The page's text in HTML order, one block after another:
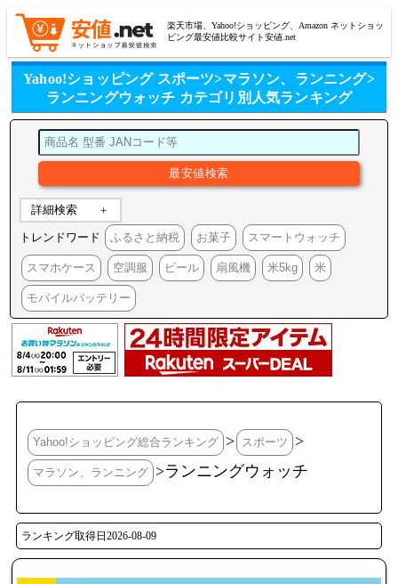
楽天市場、Yahoo!ショッピング、Amazon ネットショッ
ピング最安値比較サイト安値.net
Yahoo!ショッピング スポーツ>マラソン、ランニング>
ランニングウォッチ カテゴリ別人気ランキング
詳細検索
トレンドワード ふるさと納税 お菓子 スマートウォッチ
スマホケース 空調服 ビール 扇風機 米5kg 米
モバイルバッテリー
Yahoo!ショッピング総合ランキング > スポーツ >
マラソン、ランニング >ランニングウォッチ
ランキング取得日2026-08-09